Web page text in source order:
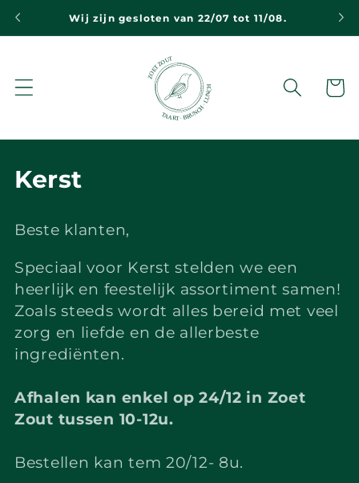
naar de
content
Wij zijn gesloten van 22/07 tot 11/08.
C
l
l
e
c
t
i
e
:
Kerst
Beste klanten,
Speciaal voor Kerst stelden we een
heerlijk en feestelijk assortiment samen!
Zoals steeds wordt alles bereid met veel
zorg en liefde en de allerbeste
ingrediënten.
Afhalen kan enkel op 24/12 in Zoet
Zout tussen 10-12u.
Bestellen kan tem 20/12- 8u.